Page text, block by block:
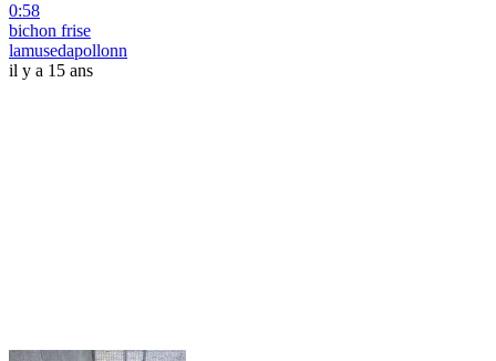
0:58
bichon frise
lamusedapollonn
il y a 15 ans